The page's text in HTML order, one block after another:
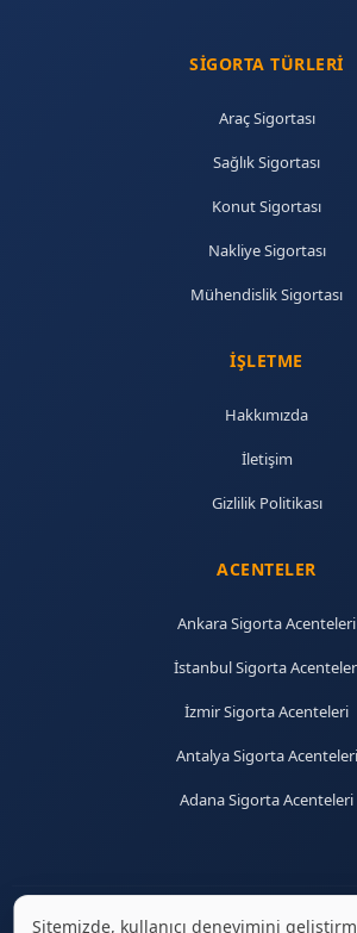
SIGORTA TÜRLERI
Araç Sigortası
Sağlık Sigortası
Konut Sigortası
Nakliye Sigortası
Mühendislik Sigortası
İŞLETME
Hakkımızda
İletişim
Gizlilik Politikası
ACENTELER
Ankara Sigorta Acenteleri
İstanbul Sigorta
İzmir Sigorta Acenteleri
Antalya Sigorta Acenteleri
Adana Sigorta Acenteleri
Sitemizde, kullanıcı deneyimini